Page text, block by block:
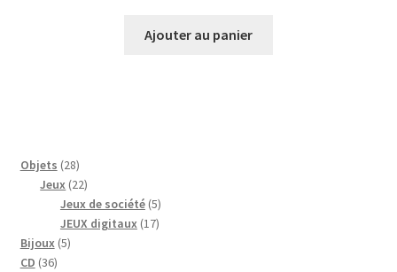
Ajouter au panier
Objets 2828
produits
Jeux 2222
produits
Jeux de société 55
produits
JEUX digitaux 1717
Bijoux 55
CD 3636